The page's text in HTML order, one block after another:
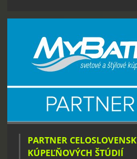
PARTNER
KÚPEĽŇOVÝCH ŠTÚDIÍ